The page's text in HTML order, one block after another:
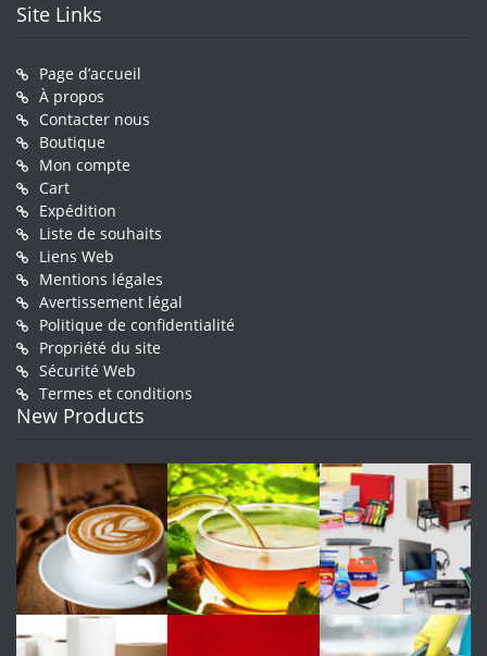
Site Links
Page d’accueil
À propos
Contacter nous
Boutique
Mon compte
Cart
Expédition
Liste de souhaits
Liens Web
Mentions légales
Avertissement légal
Politique de confidentialité
Propriété du site
Sécurité Web
Termes et conditions
New Products